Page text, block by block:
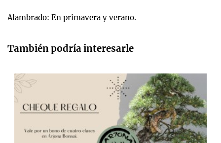
Alambrado: En primavera y verano.
También podría interesarle